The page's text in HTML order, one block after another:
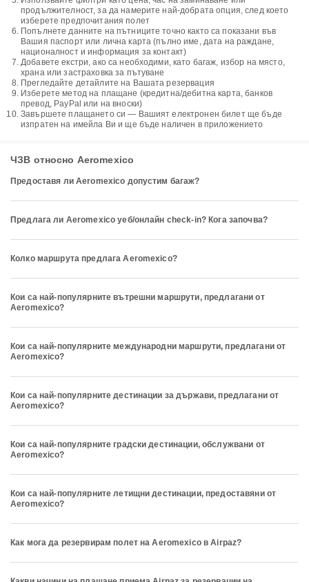
продължителност, за да намерите най-добрата опция, след което
изберете предпочитания полет
Попълнете данните на пътниците точно както са показани във
Вашия паспорт или лична карта (пълно име, дата на раждане,
националност и информация за контакт)
Добавете екстри, ако са необходими, като багаж, избор на място,
храна или застраховка за пътуване
Прегледайте детайлите на Вашата резервация
Изберете метод на плащане (кредитна/дебитна карта, банков
превод, PayPal или на вноски)
Завършете плащането си — Вашият електронен билет ще бъде
изпратен на имейла Ви и ще бъде наличен в приложението
ЧЗВ относно Aeromexico
Предоставя ли Aeromexico допустим багаж?
Предлага ли Aeromexico уеб/онлайн check-in? Кога започва?
Колко маршрута предлага Aeromexico?
Кои са най-популярните вътрешни маршрути, предлагани от
Aeromexico?
Кои са най-популярните международни маршрути, предлагани от
Aeromexico?
Кои са най-популярните дестинации за държави, предлагани от
Aeromexico?
Кои са най-популярните градски дестинации, обслужвани от
Aeromexico?
Кои са най-популярните летищни дестинации, предоставяни от
Aeromexico?
Как мога да резервирам полет на Aeromexico в Airpaz?